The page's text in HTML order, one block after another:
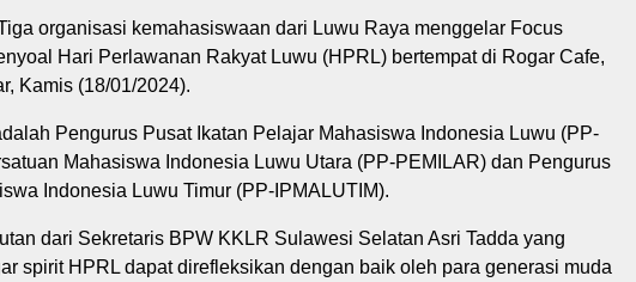
organisasi kemahasiswaan dari Luwu Raya menggelar Focus
Hari Perlawanan Rakyat Luwu (HPRL) bertempat di Rogar Cafe,
Kamis (18/01/2024).
Pengurus Pusat Ikatan Pelajar Mahasiswa Indonesia Luwu (PP-
Mahasiswa Indonesia Luwu Utara (PP-PEMILAR) dan Pengurus
Indonesia Luwu Timur (PP-IPMALUTIM).
dari Sekretaris BPW KKLR Sulawesi Selatan Asri Tadda yang
spirit HPRL dapat direfleksikan dengan baik oleh para generasi muda